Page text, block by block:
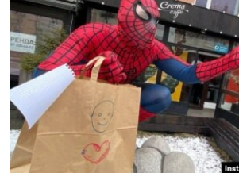
РАСПИСАНИЕ ВЕЩАНИЯ
ПОДПИШИТЕСЬ НА РАССЫЛКУ
СОЦИАЛЬНЫЕ СЕТИ